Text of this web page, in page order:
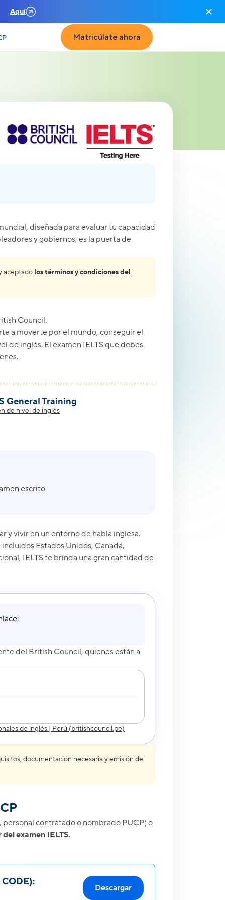
Aquí
Matricúlate ahora
diseñada para evaluar tu capacidad
y gobiernos, es la puerta de
aceptado los términos y condiciones del
Council.
a moverte por el mundo, conseguir el
de inglés. El examen IELTS que debes
General Training
de nivel de inglés
escrito
y vivir en un entorno de habla inglesa.
Estados Unidos, Canadá,
IELTS te brinda una gran cantidad de
del British Council, quienes están a
de inglés | Perú (britishcouncil.pe)
documentación necesaria y emisión de
contratado o nombrado PUCP) o
examen IELTS.
Descargar